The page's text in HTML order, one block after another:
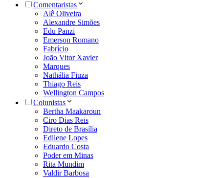
Comentaristas
Alê Oliveira
Alexandre Simões
Edu Panzi
Emerson Romano
Fabrício
João Vitor Xavier
Marques
Nathália Fiuza
Thiago Reis
Wellington Campos
Colunistas
Bertha Maakaroun
Ciro Dias Reis
Direto de Brasília
Edilene Lopes
Eduardo Costa
Poder em Minas
Rita Mundim
Valdir Barbosa